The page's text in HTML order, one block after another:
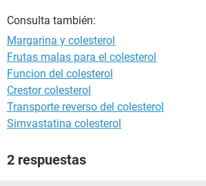
Consulta también:
Margarina y colesterol
Frutas malas para el colesterol
Funcion del colesterol
Crestor colesterol
Transporte reverso del colesterol
Simvastatina colesterol
2 respuestas